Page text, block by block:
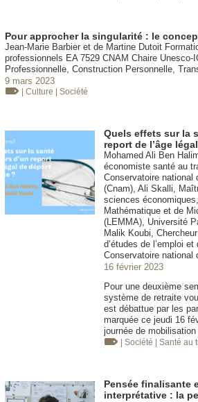
Pour approcher la singularité : le
Jean-Marie Barbier et de Martine Dutoit
professionnels EA 7529 CNAM Chaire Unesco-
Professionnelle, Construction Personnelle,
9 mars 2023
| Culture | Société
Quels effets sur la
report de l’âge
Mohamed Ali Ben
économiste santé au
Conservatoire national
(Cnam), Ali Skalli,
sciences
Mathématique et de
(LEMMA), Université
Malik Koubi,
d’études de l’emploi
Conservatoire national
16 février 2023
Pour une deuxième
système de retraite
est débattue par les
marquée ce jeudi 16
journée de mobilisation
| Société | Santé au
Pensée finalisante
interprétative : la